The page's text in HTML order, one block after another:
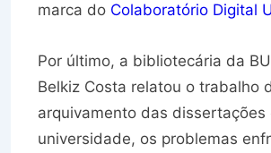
marca do Colaboratório Digital
Por último, a bibliotecária da
Belkiz Costa relatou o trabalho
arquivamento das dissertações
universidade, os problemas